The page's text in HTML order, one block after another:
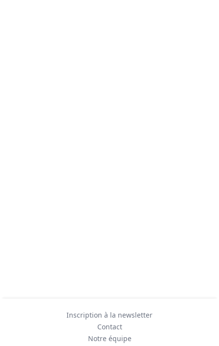
Inscription à la newsletter
Contact
Notre équipe